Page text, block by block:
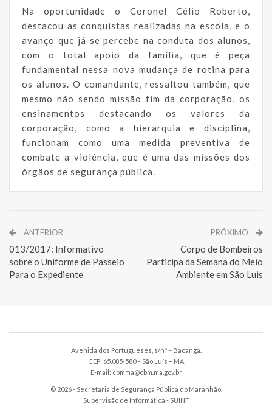
Na oportunidade o Coronel Célio Roberto,
destacou as conquistas realizadas na escola, e o
avanço que já se percebe na conduta dos alunos,
com o total apoio da família, que é peça
fundamental nessa nova mudança de rotina para
os alunos. O comandante, ressaltou também, que
mesmo não sendo missão fim da corporação, os
ensinamentos destacando os valores da
corporação, como a hierarquia e disciplina,
funcionam como uma medida preventiva de
combate a violência, que é uma das missões dos
órgãos de segurança pública.
ANTERIOR
013/2017: Informativo
sobre o Uniforme de Passeio
Para o Expediente
PRÓXIMO
Corpo de Bombeiros
Participa da Semana do Meio
Ambiente em São Luis
Avenida dos Portugueses, s/nº – Bacanga.
CEP: 65.085-580 – São Luís – MA
E-mail: cbmma@cbm.ma.gov.br
© 2026 - Secretaria de Segurança Pública do Maranhão.
Supervisão de Informática - SUINF